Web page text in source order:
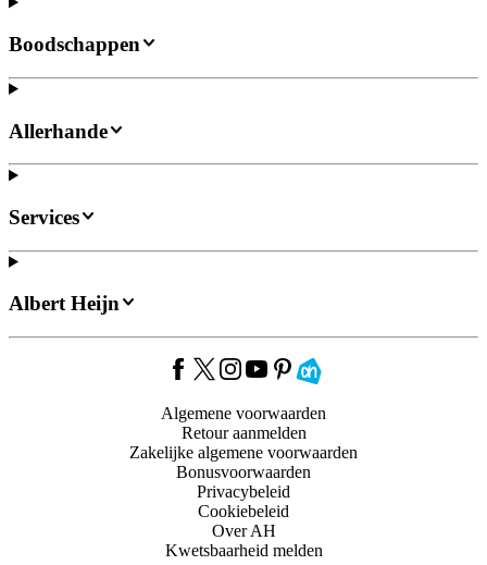
Boodschappen
Allerhande
Services
Albert Heijn
Algemene voorwaarden
Retour aanmelden
Zakelijke algemene voorwaarden
Bonusvoorwaarden
Privacybeleid
Cookiebeleid
Over AH
Kwetsbaarheid melden